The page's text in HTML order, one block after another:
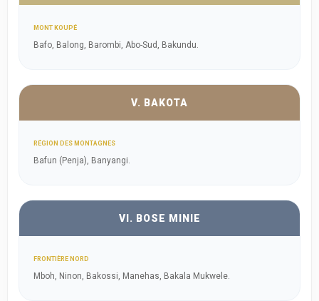
MONT KOUPÉ
Bafo, Balong, Barombi, Abo-Sud, Bakundu.
V. BAKOTA
RÉGION DES MONTAGNES
Bafun (Penja), Banyangi.
VI. BOSE MINIE
FRONTIÈRE NORD
Mboh, Ninon, Bakossi, Manehas, Bakala Mukwele.